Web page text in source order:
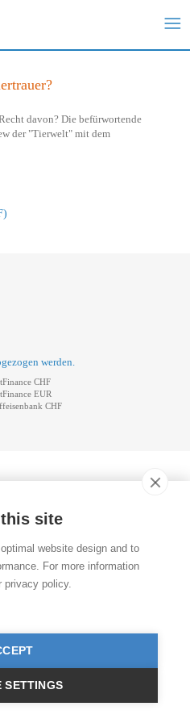
davon? Die befürwortende
der "Tierwelt" mit dem
werden.
CHF
EUR
CHF
site
website design and to
For more information
privacy policy.
SETTINGS